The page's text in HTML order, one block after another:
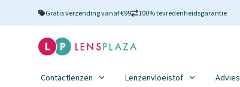
Gratis verzending vanaf €99 100% tevredenheidsgarantie
Contactlenzen Lenzenvloeistof Advies